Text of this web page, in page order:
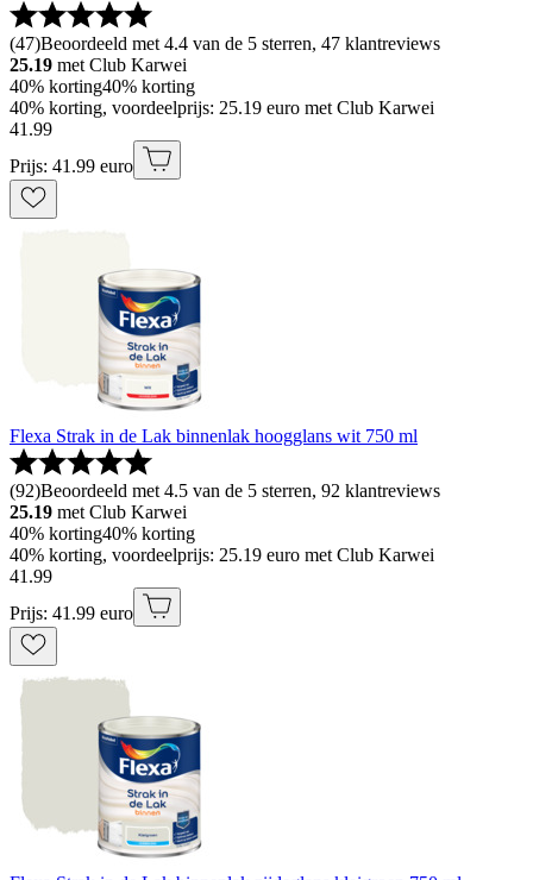
(47)Beoordeeld met 4.4 van de 5 sterren, 47 klantreviews
25.19 met Club Karwei
40% korting40% korting
40% korting, voordeelprijs: 25.19 euro met Club Karwei
41 .99
Prijs: 41.99 euro
Flexa Strak in de Lak binnenlak hoogglans wit 750 ml
(92)Beoordeeld met 4.5 van de 5 sterren, 92 klantreviews
25.19 met Club Karwei
40% korting40% korting
40% korting, voordeelprijs: 25.19 euro met Club Karwei
41 .99
Prijs: 41.99 euro